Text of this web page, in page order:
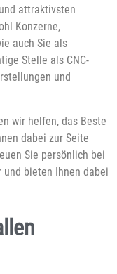
attraktivsten
Konzerne,
auch Sie als
Stelle als CNC-
und
wir helfen, das Beste
dabei zur Seite
Sie persönlich bei
und bieten Ihnen dabei